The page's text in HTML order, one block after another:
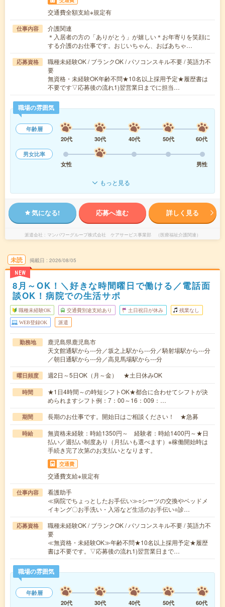
交通費全額支給※規定有
仕事内容
介護関連
＊入居者の方の「ありがとう」が嬉しい＊お年寄りを笑顔に
する介護のお仕事です。おじいちゃん、おばあちゃ…
応募資格
職種未経験OK / ブランクOK / パソコンスキル不要 / 英語力不
要
無資格・未経験OK年齢不問★10名以上採用予定★履歴書は
不要です▽応募後の流れ1)翌営業日までに担当…
職場の雰囲気
年齢層
20代
30代 40代 50代
60代
男女比率
女性
男性
もっと見る
気になる! 応募へ進む 詳しく見る
派遣会社 マンパワーグループ株式会社 ケアサービス事業部 （医療福祉介護関連）
未読
NEW
掲載日 2026/08/05
8月～OK！＼好きな時間曜日で働ける／電話面
談OK！病院での生活サポ
職種未経験OK 交通費別途支給あり 土日祝日が休み 残業なし
WEB登録OK 派遣
勤務地
鹿児島県鹿児島市
天文館通駅から---分／坂之上駅から---分／騎射場駅から---分
／朝日通駅から---分／高見馬場駅から---分
曜日頻度 週2日～5日OK（月～金） ★土日休みOK
時間
★1日4時間～の時短シフトOK★都合に合わせてシフトが決
められますシフト例：7：00～16：009：…
期間 長期のお仕事です。開始日はご相談ください！ ★急募
時給
無資格未経験：時給1350円～ 経験者：時給1400円～★日
払い／週払い制度あり（月払いも選べます）※稼働開始時は
手続き完了次第のお支払いとなります。
交通費
交通費支給※規定有
仕事内容
看護助手
≪病院でちょっとしたお手伝い≫○シーツの交換やベッドメ
イキング〇お手洗い・入浴など生活のお手伝い○診…
応募資格
職種未経験OK / ブランクOK / パソコンスキル不要 / 英語力不
要
≪無資格・未経験OK≫年齢不問★10名以上採用予定★履歴
書は不要です。▽応募後の流れ1)翌営業日まで…
職場の雰囲気
年齢層
20代
30代 40代 50代
60代